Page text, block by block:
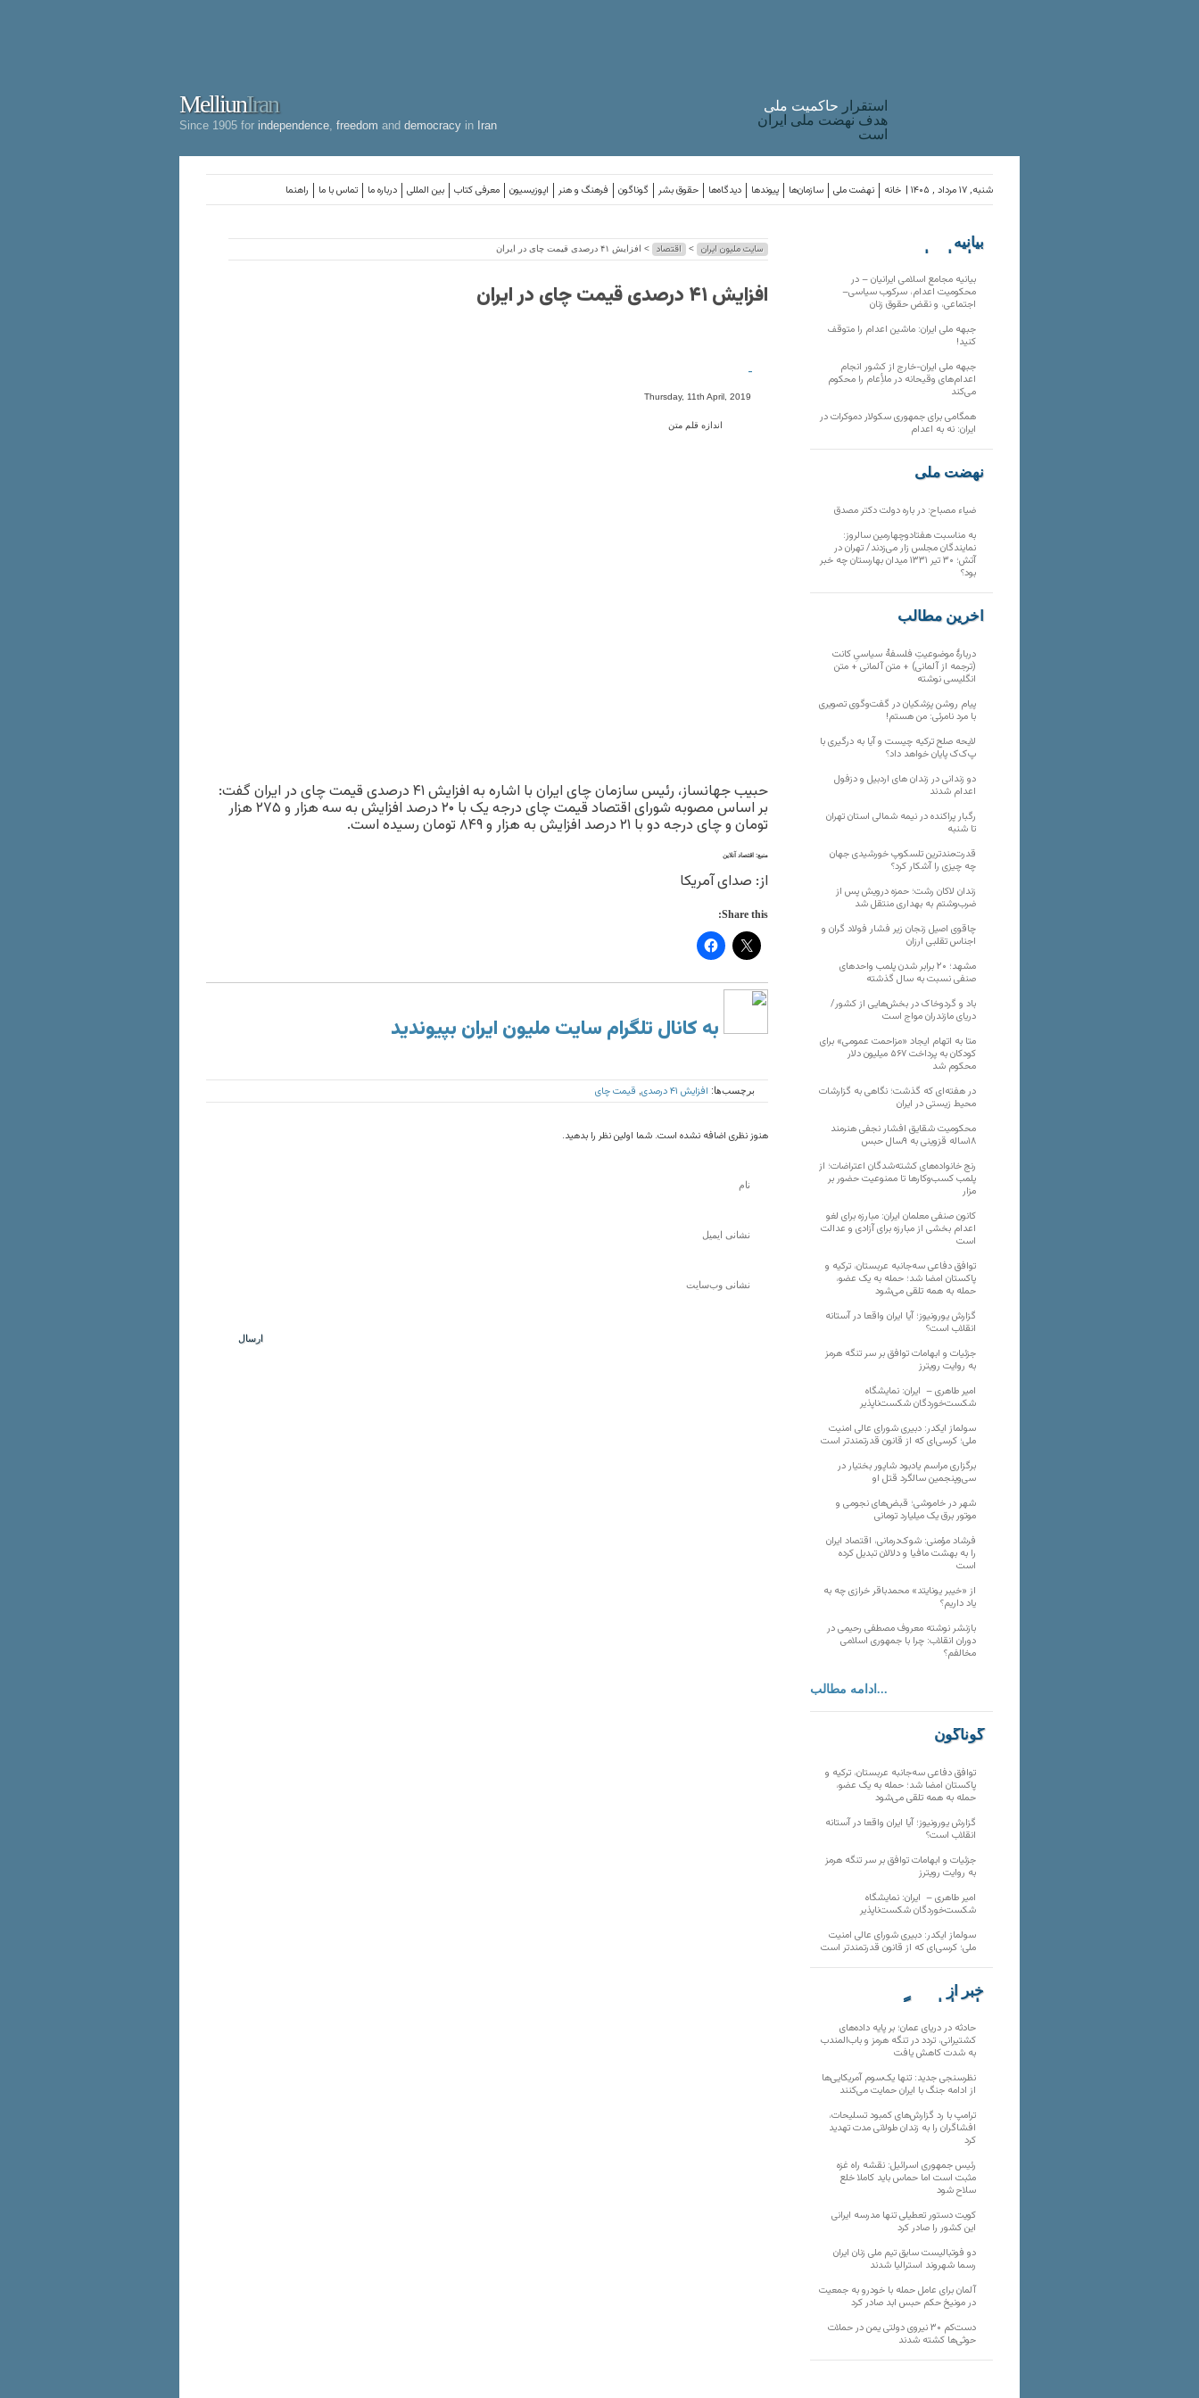
MelliunIran
Since 1905 for independence freedom and democracy in Iran
استقرار حاکميت ملی
هدف نهضت ملی ایران
است
راهنما تماس با ما درباره ما بین المللی معرفی کتاب اپوزیسیون فرهنگ و هنر گوناگون حقوق بشر دیدگاه‌ها پیوندها سازمان‌ها نهضت ملی خانه شنبه, ۱۷ مرداد , ۱۴۰۵ |
سایت ملیون ایران > اقتصاد > افزایش ۴۱ درصدی قیمت چای در ایران
افزایش ۴۱ درصدی قیمت چای در ایران
-
Thursday, 11th April, 2019
اندازه قلم متن
حبیب جهانساز، رئیس سازمان چای ایران با اشاره به افزایش ۴۱ درصدی قیمت چای در ایران گفت:
بر اساس مصوبه شورای اقتصاد قیمت چای درجه‌ یک با ۲۰ درصد افزایش به سه هزار و ۲۷۵ هزار
تومان و چای درجه‌ دو با ۲۱ درصد افزایش به هزار و ۸۴۹ تومان رسیده است.
منبع: اقتصاد آنلاین
از: صدای آمریکا
Share this:
به کانال تلگرام سایت ملیون ایران بپیوندید
برچسب‌ها: افزایش ۴۱ درصدی قیمت چای
هنوز نظری اضافه نشده است. شما اولین نظر را بدهید.
بیانیه
سازمان‌های
بیانیه مجامع اسلامی ایرانیان – در
محکومیت اعدام، سرکوب سیاسی–
اجتماعی، و نقض حقوق زنان
جبهه ملی ایران: ماشین اعدام را متوقف
کنید!
جبهه ملی ایران-خارج از کشور انجام
اعدام‌های وقیحانه در ملأِعام را محکوم
می‌کند
همگامی برای جمهوری سکولار دموکرات در
ایران: نه به اعدام
نهضت ملی
ضیاء مصباح: در باره دولت دکتر مصدق
به مناسبت هفتادوچهارمین سالروز:
نمایندگان مجلس زار می‌زدند/ تهران در
آتش؛ ۳۰ تیر ۱۳۳۱ میدان بهارستان چه خبر
بود؟
آخرین مطالب
دربارهٔ موضوعیتِ فلسفهٔ سیاسیِ کانت
(ترجمه از آلمانی) + متن آلمانی + متن
انگلیسی نوشته
پیام روشن پزشکیان در گفت‌و‌گوی تصویری
با مرد نامرئی: من هستم!
لایحه صلح ترکیه چیست و آیا به درگیری با
پ‌ک‌ک پایان خواهد داد؟
دو زندانی در زندان های اردبیل و دزفول
اعدام شدند
رگبار پراکنده در نیمه شمالی استان تهران
تا شنبه
قدرت‌مندترین تلسکوپ خورشیدی جهان
چه چیزی را آشکار کرد؟
زندان لاکان رشت؛ حمزه درویش پس از
ضرب‌وشتم به بهداری منتقل شد
چاقوی اصیل زنجان زیر فشار فولاد گران و
اجناس تقلبی ارزان
مشهد؛ ۲۰ برابر شدن پلمب واحدهای
صنفی نسبت به سال گذشته
باد و گردوخاک در بخش‌هایی از کشور/
دریای مازندران مواج است
متا به اتهام ایجاد «مزاحمت عمومی» برای
کودکان به پرداخت ۵۶۷ میلیون دلار
محکوم شد
در هفته‌ای که گذشت؛ نگاهی به گزارشات
محیط زیستی در ایران
محکومیت شقایق افشار نجفی هنرمند
۱۸ساله قزوینی به ۹سال حبس
رنج خانواده‌های کشته‌شدگان اعتراضات؛ از
پلمب کسب‌وکارها تا ممنوعیت حضور بر
مزار
کانون صنفی معلمان ایران: مبارزه برای لغو
اعدام بخشی از مبارزه برای آزادی و عدالت
است
توافق دفاعی سه‌جانبه عربستان، ترکیه و
پاکستان امضا شد؛ حمله به یک عضو،
حمله به همه تلقی می‌شود
گزارش یورونیوز؛ آیا ایران واقعا در آستانه
انقلاب است؟
جزئیات و ابهامات توافق بر سر تنگه هرمز
به روایت رویترز
امیر طاهری – ایران: نمایشگاه
شکست‌خوردگان شکست‌ناپذیر
سولماز ایکدر: دبیری شورای عالی امنیت
ملی؛ کرسی‌ای که از قانون قدرتمندتر است
برگزاری مراسم یادبود شاپور بختیار در
سی‌وپنجمین سالگرد قتل او
شهر در خاموشی؛ قبض‌های نجومی و
موتور برق یک میلیارد تومانی
فرشاد مؤمنی: شوک‌درمانی، اقتصاد ایران
را به بهشت مافیا و دلالان تبدیل کرده
است
از «خیبر یونایتد» محمدباقر خرازی چه به
یاد داریم؟
بازنشر نوشته معروف مصطفی رحیمی در
دوران انقلاب: چرا با جمهوری اسلامی
مخالفم؟
ادامه مطالب...
گوناگون
توافق دفاعی سه‌جانبه عربستان، ترکیه و
پاکستان امضا شد؛ حمله به یک عضو،
حمله به همه تلقی می‌شود
گزارش یورونیوز؛ آیا ایران واقعا در آستانه
انقلاب است؟
جزئیات و ابهامات توافق بر سر تنگه هرمز
به روایت رویترز
امیر طاهری – ایران: نمایشگاه
شکست‌خوردگان شکست‌ناپذیر
سولماز ایکدر: دبیری شورای عالی امنیت
ملی؛ کرسی‌ای که از قانون قدرتمندتر است
خبر از
تارنماهای دیگر
حادثه در دریای عمان؛ بر پایه داده‌های
کشتیرانی، تردد در تنگه هرمز و باب‌المندب
به شدت کاهش یافت
نظرسنجی جدید: تنها یک‌سوم آمریکایی‌ها
از ادامه جنگ با ایران حمایت می‌کنند
ترامپ با رد گزارش‌های کمبود تسلیحات،
افشاگران را به زندان طولانی مدت تهدید
کرد
رئیس‌ جمهوری اسرائیل: نقشه راه غزه
مثبت است اما حماس باید کاملا خلع
سلاح شود
کویت دستور تعطیلی تنها مدرسه ایرانی
این کشور را صادر کرد
دو فوتبالیست سابق تیم ملی زنان ایران
رسما شهروند استرالیا شدند
آلمان برای عامل حمله با خودرو به جمعیت
در مونیخ حکم حبس ابد صادر کرد
دست‌کم ۳۰ نیروی دولتی یمن در حملات
حوثی‌ها کشته شدند